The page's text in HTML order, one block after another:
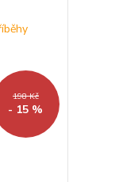
198 Kč
- 15 %